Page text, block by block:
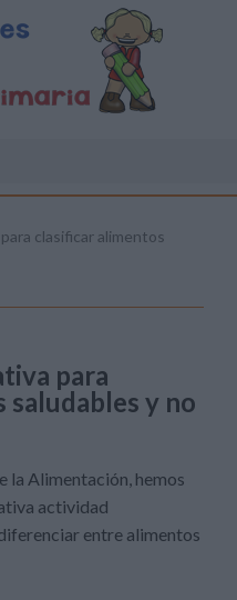
clasificar alimentos
para
y no
la Alimentación, hemos
actividad
entre alimentos